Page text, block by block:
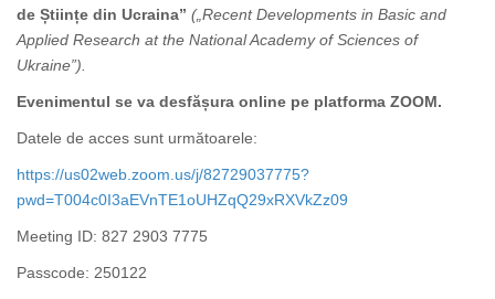
de Științe din Ucraina” („ Recent Developments in Basic and
Applied Research at the National Academy of Sciences of
Ukraine”)
Evenimentul se va desfășura online pe platforma ZOOM.
Datele de acces sunt următoarele:
https://us02web.zoom.us/j/82729037775?
pwd=T004c0I3aEVnTE1oUHZqQ29xRXVkZz09
Meeting ID: 827 2903 7775
Passcode: 250122